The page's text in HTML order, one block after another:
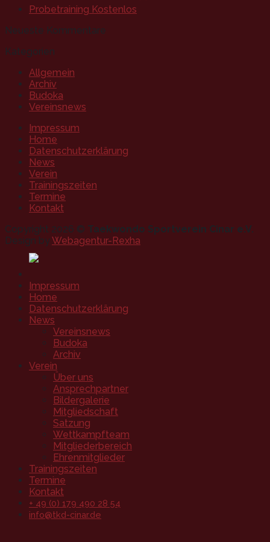
Probetraining Kostenlos
Neueste Kommentare
Kategorien
Allgemein
Archiv
Budoka
Vereinsnews
Impressum
Home
Datenschutzerklärung
News
Verein
Trainingszeiten
Termine
Kontakt
Copyright 2026 © Taekwondo Sportverein Cinar e.V.
Design byWebagentur-Rexha
Impressum
Home
Datenschutzerklärung
News
Vereinsnews
Budoka
Archiv
Verein
Über uns
Ansprechpartner
Bildergalerie
Mitgliedschaft
Satzung
Wettkampfteam
Mitgliederbereich
Ehrenmitglieder
Trainingszeiten
Termine
Kontakt
+ 49 (0) 179 490 28 54
info@tkd-cinar.de